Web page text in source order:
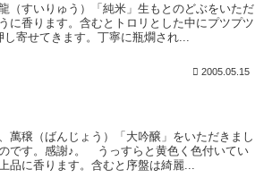
（すいりゅう）「純米」生もとのどぶをいただ
香ります。含むとトロリとした中にプツプツ
寄せてきます。丁寧に瓶燗され...
2005.05.15
萬穣（ばんじょう）「大吟醸」をいただきまし
です。感謝♪。 うっすらと黄色く色付いてい
品に香ります。含むと序盤は綺麗...